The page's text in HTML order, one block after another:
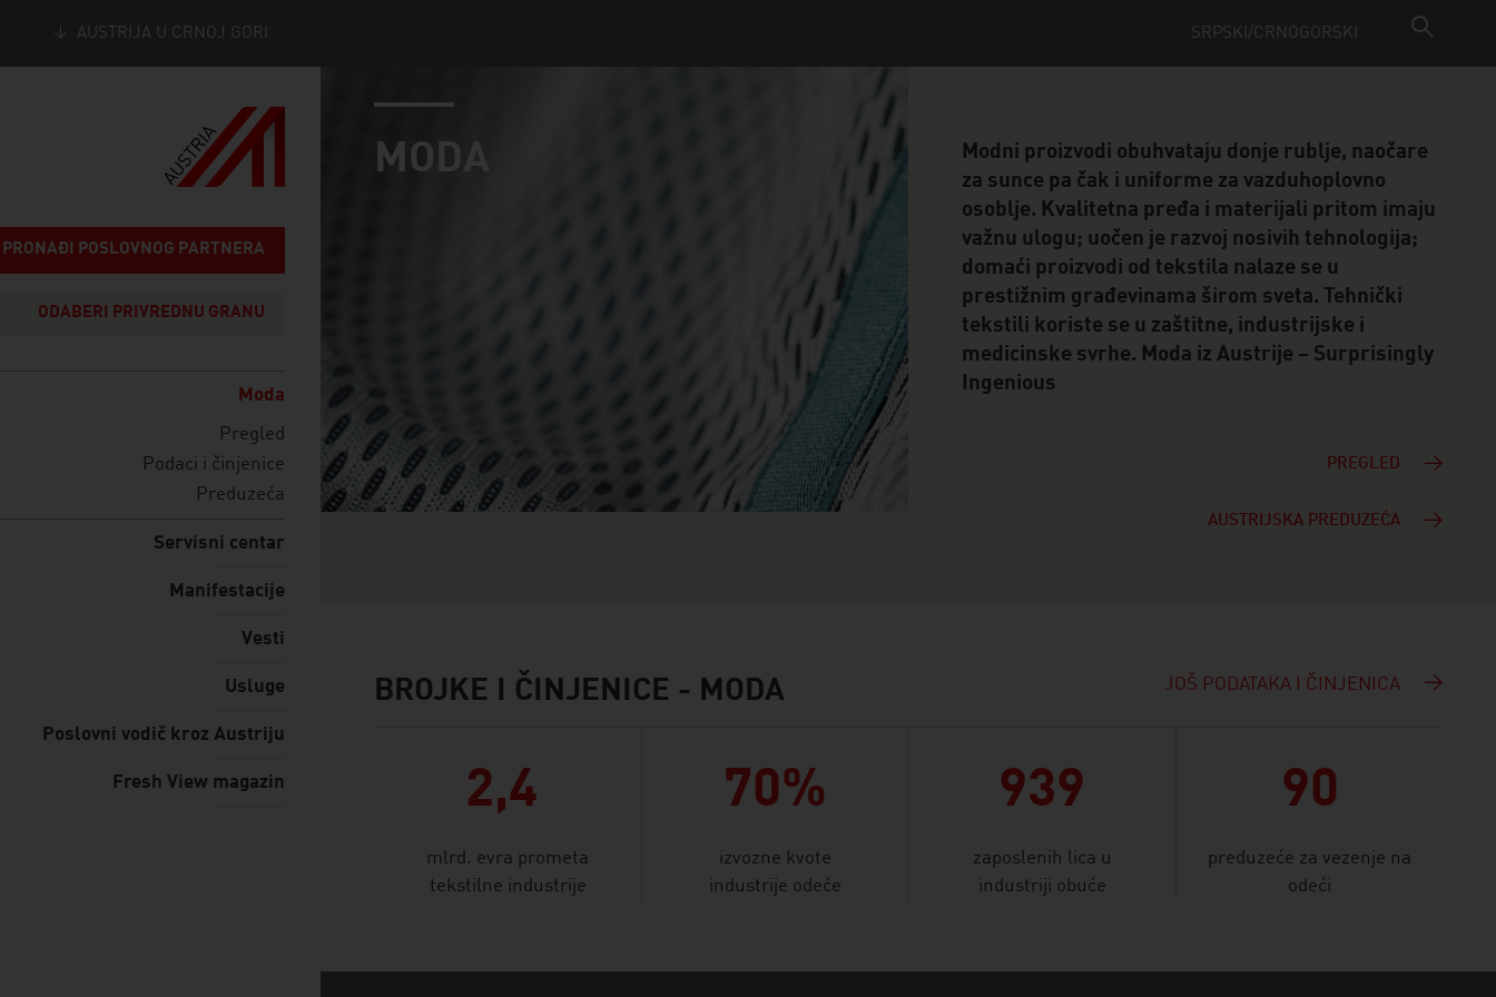
SRPSKI/CRNOGORSKI
AUSTRIJA U CRNOJ GORI
PRONAĐI POSLOVNOG PARTNERA
ODABERI PRIVREDNU GRANU
Moda
Pregled
Podaci i činjenice
Preduzeća
Servisni centar
Manifestacije
Vesti
Usluge
Poslovni vodič kroz Austriju
Fresh View magazin
MODA
Modni proizvodi obuhvataju donje rublje, naočare
za sunce pa čak i uniforme za vazduhoplovno
osoblje. Kvalitetna pređa i materijali pritom imaju
važnu ulogu; uočen je razvoj nosivih tehnologija;
domaći proizvodi od tekstila nalaze se u
prestižnim građevinama širom sveta. Tehnički
tekstili koriste se u zaštitne, industrijske i
medicinske svrhe. Moda iz Austrije – Surprisingly
Ingenious
PREGLED
AUSTRIJSKA PREDUZEĆA
facts & figures
BROJKE I ČINJENICE - MODA JOŠ PODATAKA I ČINJENICA
2,4
mlrd. evra prometa
tekstilne industrije
70%
izvozne kvote
industrije odeće
939
zaposlenih lica u
industriji obuće
90
preduzeće za vezenje na
odeći